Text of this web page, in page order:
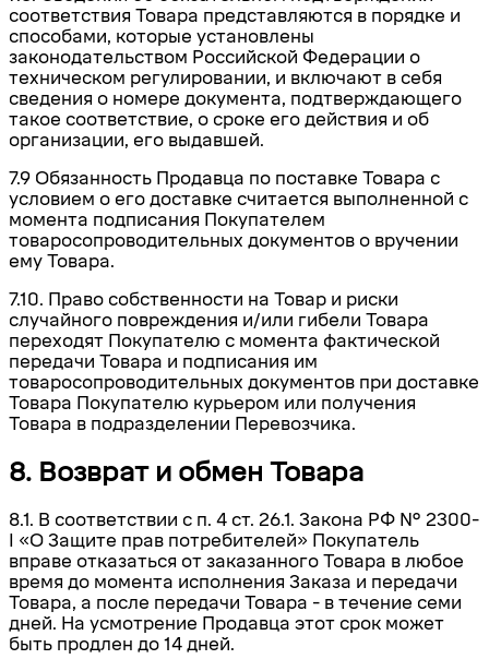
соответствия Товара представляются в порядке и
способами, которые установлены
законодательством Российской Федерации о
техническом регулировании, и включают в себя
сведения о номере документа, подтверждающего
такое соответствие, о сроке его действия и об
организации, его выдавшей.
7.9 Обязанность Продавца по поставке Товара с
условием о его доставке считается выполненной с
момента подписания Покупателем
товаросопроводительных документов о вручении
ему Товара.
7.10. Право собственности на Товар и риски
случайного повреждения и/или гибели Товара
переходят Покупателю с момента фактической
передачи Товара и подписания им
товаросопроводительных документов при доставке
Товара Покупателю курьером или получения
Товара в подразделении Перевозчика.
8. Возврат и обмен Товара
8.1. В соответствии с п. 4 ст. 26.1. Закона РФ № 2300-
I «О Защите прав потребителей» Покупатель
вправе отказаться от заказанного Товара в любое
время до момента исполнения Заказа и передачи
Товара, а после передачи Товара - в течение семи
дней. На усмотрение Продавца этот срок может
быть продлен до 14 дней.